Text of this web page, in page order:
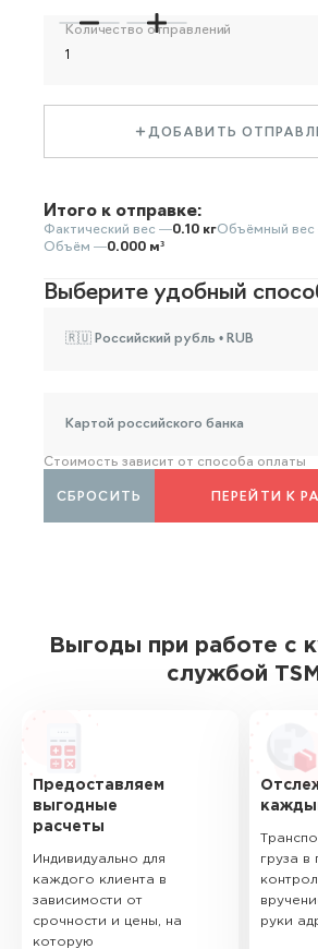
Количество отправлений
ДОБАВИТЬ
Итого к отправке:
Фактический вес —0.10 кгОбъёмный
Объём —0.000 м³
Выберите удобный
🇷🇺 Российский рубль • RUB
Картой российского банка
Стоимость зависит от способа оплаты
ПЕРЕЙТИ К
СБРОСИТЬ
Выгоды при работе с
службой TSM
Предоставляем
выгодные
расчеты
Индивидуально для
каждого клиента в
зависимости от
срочности и цены, на
которую
груза в
руки